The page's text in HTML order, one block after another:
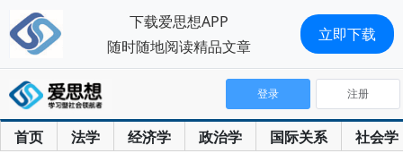
首页 法学 经济学 政治学 国际关系 社会学
登录 注册
下载爱思想APP
随时随地阅读精品文章
立即下载